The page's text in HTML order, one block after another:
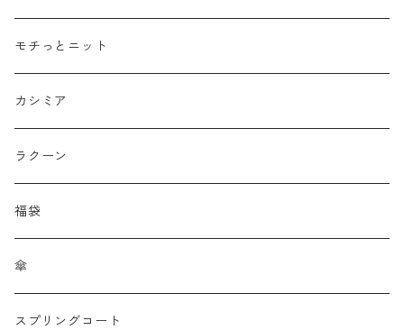
接触冷感
プリント柄物
刺繍レース
メッシュ
チュール
フリンジ フェザー
モチっとニット
カシミア
ラクーン
福袋
傘
スプリングコート